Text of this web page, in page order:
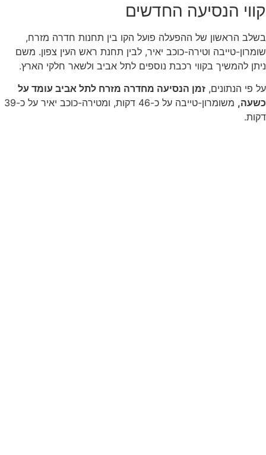
קווי הנסיעה החדשים
בשלב הראשון של ההפעלה פועל הקו בין תחנות חדרה מזרח,
שומרון-טייבה וטירה-כוכב יאיר, לבין תחנת ראש העין צפון. משם
ניתן להמשיך בקווי רכבת נוספים לתל אביב ולשאר חלקי הארץ.
על פי הנתונים, זמן הנסיעה מחדרה מזרח לתל אביב עומד על
כשעה,
משומרון-טייבה על כ-46 דקות, ומטירה-כוכב יאיר על כ-39
דקות.